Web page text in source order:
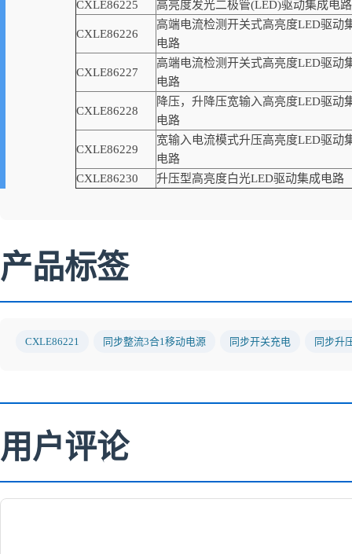
CXLE86225
高亮度发光二极管(LED)驱动集成电路
CXLE86226
高端电流检测开关式高亮度LED驱动
电路
CXLE86227
高端电流检测开关式高亮度LED驱动
电路
CXLE86228
降压，升降压宽输入高亮度LED驱动
电路
CXLE86229
宽输入电流模式升压高亮度LED驱动
电路
CXLE86230
升压型高亮度白光LED驱动集成电路
产品标签
CXLE86221 同步整流3合1移动电源 同步开关充电 同步升
用户评论